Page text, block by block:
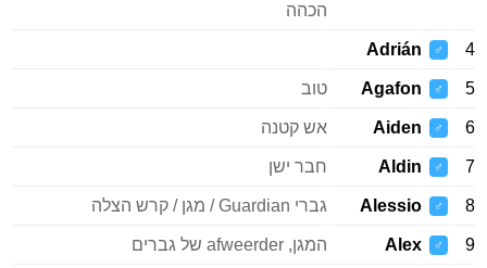
הכהה
4
♂
Adrián
5
♂
Agafon טוב
6
♂
Aiden אש קטנה
7
♂
Aldin חבר ישן
8
♂
Alessio גברי Guardian / מגן / קרש הצלה
9
♂
Alex המגן, afweerder של גברים